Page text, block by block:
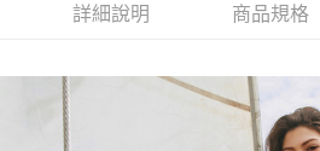
每筆NT$80，滿NT$1,000(含以上)免運費
每筆NT$80，滿NT$1,000(含以上)免運費
7-11付款取貨
詳細說明 商品規格